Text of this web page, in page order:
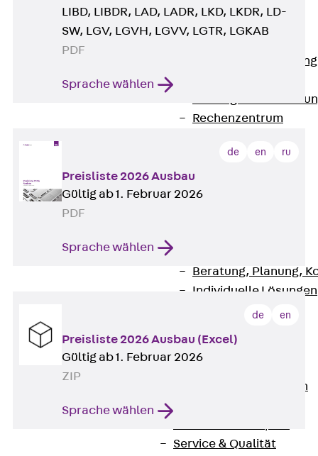
Bodengeführte
Rechenzentrum
Funktionserhalt
Dachflächen
Services
Beratung, Planung,
Individuelle Lösungen
Downloads
Unternehmen
Service & Qualität
LIBD, LIBDR, LAD, LADR, LKD, LKDR, LD-
SW, LGV, LGVH, LGVV, LGTR, LGKAB
PDF
Sprache wählen
de en ru
Preisliste 2026 Ausbau
Gültig ab 1. Februar 2026
PDF
Sprache wählen
de en
Preisliste 2026 Ausbau (Excel)
Gültig ab 1. Februar 2026
ZIP
Sprache wählen